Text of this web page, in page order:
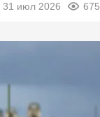
31 июл 2026 675